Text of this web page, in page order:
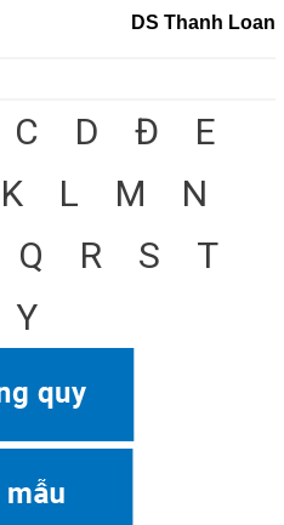
DS Thanh Loan
C D Đ
E
K L M
N
Q R S
T
Y